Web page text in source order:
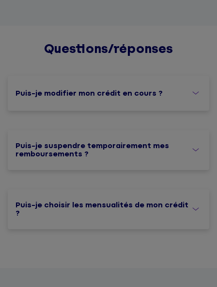
Questions/réponses
Puis-je modifier mon crédit en cours ?
Puis-je suspendre temporairement mes
remboursements ?
Puis-je choisir les mensualités de mon crédit
?